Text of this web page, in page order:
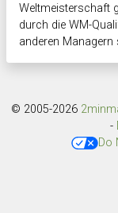
Weltmeisterschaft
durch die WM-
anderen Managern
© 2005-2026
-
Do